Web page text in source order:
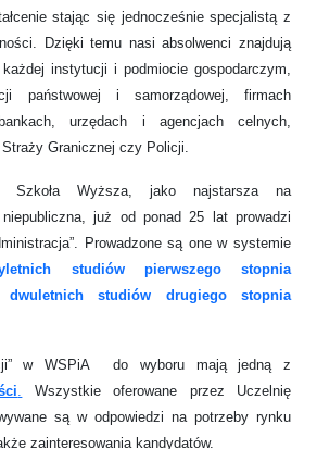
stając się jednocześnie specjalistą z
Dzięki temu nasi absolwenci znajdują
instytucji i podmiocie gospodarczym,
państwowej i samorządowej, firmach
urzędach i agencjach celnych,
Granicznej czy Policji.
Szkoła Wyższa, jako najstarsza na
niepubliczna, już od ponad 25 lat prowadzi
Prowadzone są one w systemie
studiów pierwszego stopnia
dwuletnich studiów drugiego stopnia
w WSPiA do wyboru mają jedną z
. Wszystkie oferowane przez Uczelnię
są w odpowiedzi na potrzeby rynku
zainteresowania kandydatów.